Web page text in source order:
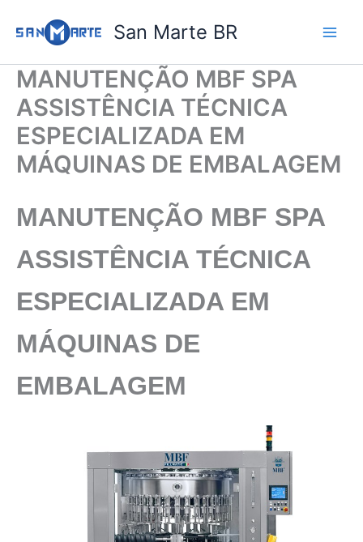
para
conteúdo
San Marte BR
MANUTENÇÃO MBF SPA
ASSISTÊNCIA TÉCNICA
ESPECIALIZADA EM
MÁQUINAS DE EMBALAGEM
MANUTENÇÃO MBF SPA
ASSISTÊNCIA TÉCNICA
ESPECIALIZADA EM
MÁQUINAS DE
EMBALAGEM